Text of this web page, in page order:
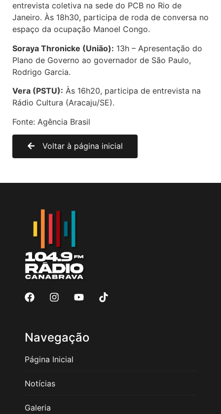
entrevista coletiva na sede do PCB no Rio de
Janeiro. Às 18h30, participa de roda de conversa no
espaço da ocupação Manoel Congo.
Soraya Thronicke (União): 13h – Apresentação do
Plano de Governo ao governador de São Paulo,
Rodrigo Garcia.
Vera (PSTU): Às 16h20, participa de entrevista na
Rádio Cultura (Aracaju/SE).
Fonte: Agência Brasil
Voltar à página inicial
Navegação
Página Inicial
Notícias
Galeria